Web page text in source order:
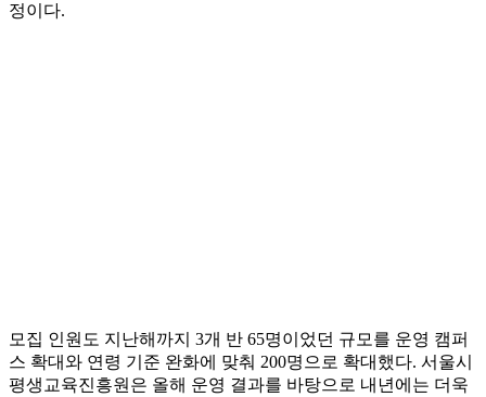
정이다.
모집 인원도 지난해까지 3개 반 65명이었던 규모를 운영 캠퍼
스 확대와 연령 기준 완화에 맞춰 200명으로 확대했다. 서울시
평생교육진흥원은 올해 운영 결과를 바탕으로 내년에는 더욱